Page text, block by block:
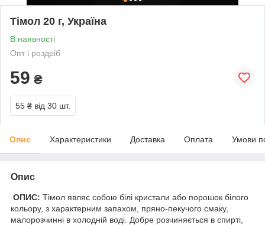
Тімол 20 г, Україна
В наявності
Опт і роздріб
59 ₴
55 ₴ від 30 шт.
Опис Характеристики Доставка Оплата Умови
Опис
ОПИС: Тімол являє собою білі кристали або порошок білого
кольору, з характерним запахом, пряно-пекучого смаку,
малорозчинні в холодній воді. Добре розчиняється в спирті,